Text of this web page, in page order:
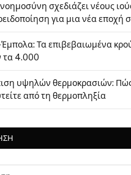
σχεδιάζει νέους
για μια νέα εποχή
Τα επιβεβαιωμένα
τα 4.000
υψηλών θερμοκρασιών:
από τη θερμοπληξία